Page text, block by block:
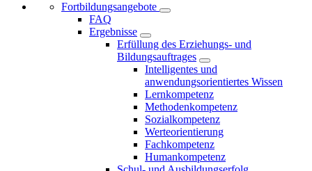
Fortbildungsangebote
FAQ
Ergebnisse
Erfüllung des Erziehungs- und
Bildungsauftrages
Intelligentes und
anwendungsorientiertes Wissen
Lernkompetenz
Methodenkompetenz
Sozialkompetenz
Werteorientierung
Fachkompetenz
Humankompetenz